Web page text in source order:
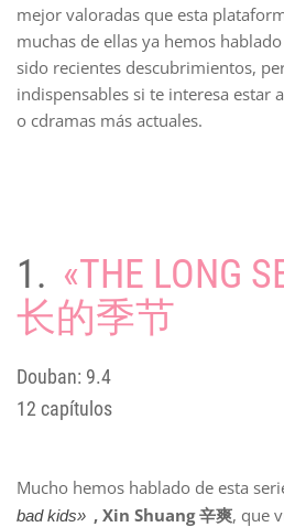
mejor valoradas que esta
muchas de ellas ya hemos
sido recientes descubrimientos,
indispensables si te interesa estar
o cdramas más actuales.
1. «THE LONG
长的季节
Douban: 9.4
12 capítulos
Mucho hemos hablado de esta
bad kids» , Xin Shuang 辛爽, que